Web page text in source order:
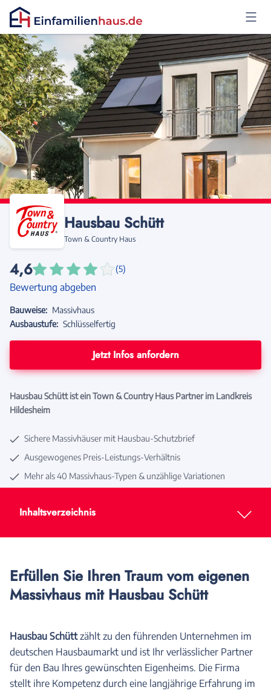
Anmelden
Hausbau Schütt
Town & Country Haus
4,6 (5)
Bewertung abgeben
Bauweise: Massivhaus
Ausbaustufe: Schlüsselfertig
Jetzt Infos anfordern
Hausbau Schütt ist ein Town & Country Haus Partner im Landkreis
Hildesheim
Sichere Massivhäuser mit Hausbau-Schutzbrief
Ausgewogenes Preis-Leistungs-Verhältnis
Mehr als 40 Massivhaus-Typen & unzählige Variationen
Inhaltsverzeichnis
Erfüllen Sie Ihren Traum vom eigenen
Massivhaus mit Hausbau Schütt
Hausbau Schüttzählt zu den führenden Unternehmen im
deutschen Hausbaumarkt und ist Ihr verlässlicher Partner
für den Bau Ihres gewünschten Eigenheims. Die Firma
stellt ihre Kompetenz durch eine langjährige Erfahrung im